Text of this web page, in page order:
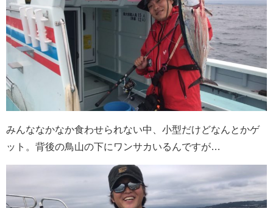
みんななかなか食わせられない中、小型だけどなんとかゲ
ット。背後の鳥山の下にワンサカいるんですが…